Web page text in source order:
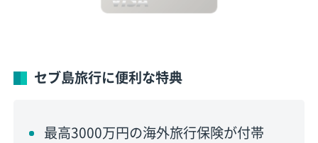
セブ島旅行に便利な特典
最高3000万円の海外旅行保険が付帯